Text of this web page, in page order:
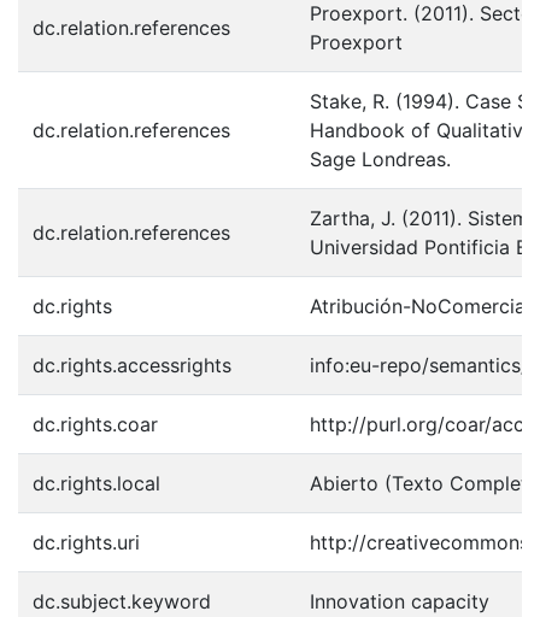
dc.relation.references
Proexport. (2011).
Proexport
dc.relation.references
Stake, R. (1994). Case
Handbook of
Sage Londreas.
dc.relation.references
Zartha, J. (2011).
Universidad Pontificia
dc.rights Atribución-
dc.rights.accessrights info:eu-repo/semantics/
dc.rights.coar http://purl.org/coar/
dc.rights.local Abierto (Texto
dc.rights.uri http://
dc.subject.keyword Innovation capacity